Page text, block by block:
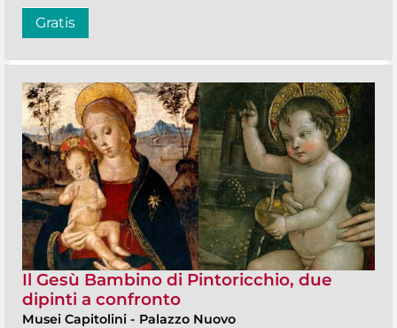
Gratis
Il Gesù Bambino di Pintoricchio, due
dipinti a confronto
Musei Capitolini - Palazzo Nuovo